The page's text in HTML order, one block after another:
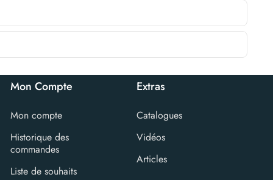
Mon Compte
Mon compte
Historique des
commandes
Liste de souhaits
Extras
Catalogues
Vidéos
Articles